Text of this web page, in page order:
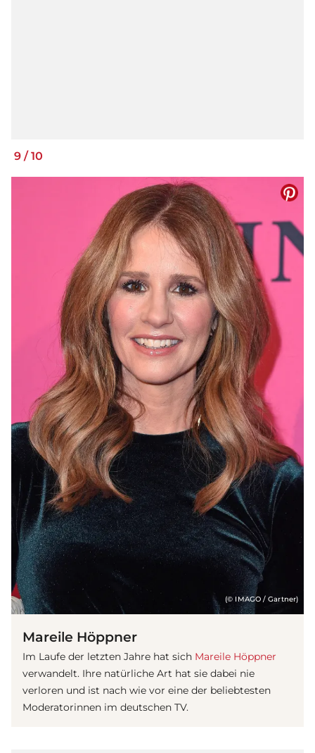
9 / 10
(© IMAGO / Gartner)
Mareile Höppner
Im Laufe der letzten Jahre hat sich Mareile Höppner
verwandelt. Ihre natürliche Art hat sie dabei nie
verloren und ist nach wie vor eine der beliebtesten
Moderatorinnen im deutschen TV.